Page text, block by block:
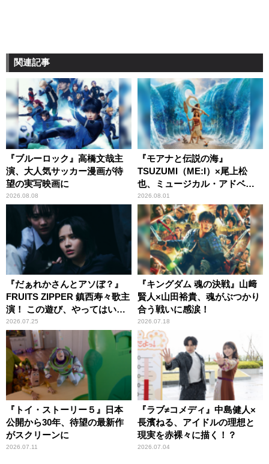
関連記事
『ブルーロック』高橋文哉主
演、大人気サッカー漫画が待
望の実写映画に
2026.08.08
『モアナと伝説の海』
TSUZUMI（ME:I）×尾上松
也、ミュージカル・アドベン
チャーで美声を響かせる
2026.08.01
『だぁれかさんとアソぼ？』
FRUITS ZIPPER 鎮西寿々歌主
演！ この遊び、やってはいけ
ません。
2026.07.25
『キングダム 魂の決戦』山﨑
賢人×山田裕貴、魂がぶつかり
合う戦いに感涙！
2026.07.18
『トイ・ストーリー５』日本
公開から30年、待望の最新作
がスクリーンに
2026.07.11
『ラブ≠コメディ』中島健人×
長濱ねる、アイドルの理想と
現実を赤裸々に描く！？
2026.07.04